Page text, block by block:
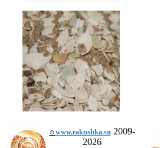
©www.rakushka.su 2009-
2026